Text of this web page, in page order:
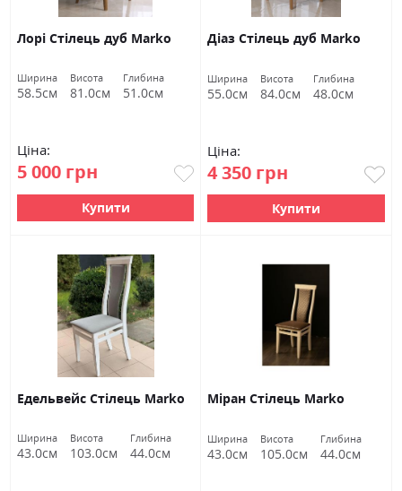
Лорі Стілець дуб Marko
Ширина
58.5см
Висота
81.0см
Глибина
51.0см
Ціна:
5 000 грн
Купити
Діаз Стілець дуб Marko
Ширина
55.0см
Висота
84.0см
Глибина
48.0см
Ціна:
4 350 грн
Купити
Едельвейс Стілець Marko
Ширина
43.0см
Висота
103.0см
Глибина
44.0см
Міран Стілець Marko
Ширина
43.0см
Висота
105.0см
Глибина
44.0см